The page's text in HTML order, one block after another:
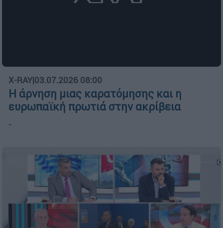
X-RAY|03.07.2026 08:00
Η άρνηση μιας καρατόμησης και η
ευρωπαϊκή πρωτιά στην ακρίβεια
-